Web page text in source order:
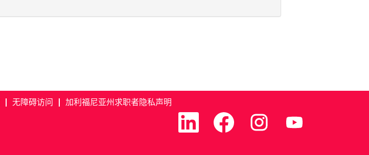
无障碍访问
加利福尼亚州求职者隐私声明
在
新
选
在
新
选
在
新
选
新
选